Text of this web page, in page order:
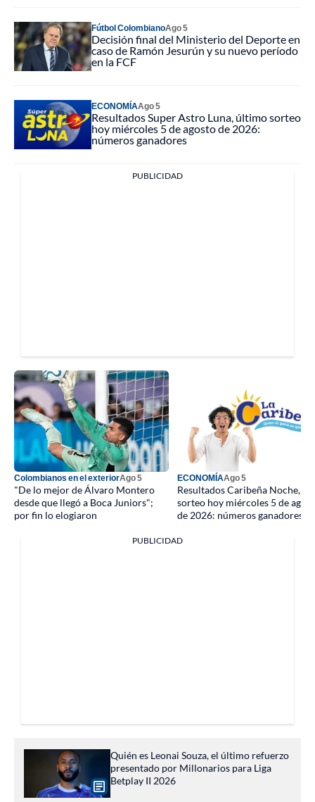
Fútbol ColombianoAgo 5
Decisión final del Ministerio del Deporte en
caso de Ramón Jesurún y su nuevo período
en la FCF
ECONOMÍAAgo 5
Resultados Super Astro Luna, último sorteo
hoy miércoles 5 de agosto de 2026:
números ganadores
PUBLICIDAD
Colombianos en el exteriorAgo 5
"De lo mejor de Álvaro Montero
desde que llegó a Boca Juniors";
por fin lo elogiaron
ECONOMÍAAgo 5
Resultados Caribeña Noche,
sorteo hoy miércoles 5 de
de 2026: números ganadores
PUBLICIDAD
Quién es Leonai Souza, el último refuerzo
presentado por Millonarios para Liga
Betplay II 2026